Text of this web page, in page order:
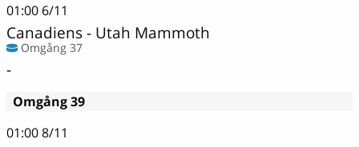
01:00 6/11
Canadiens - Utah Mammoth
Omgång 37
-
Omgång 39
01:008/11